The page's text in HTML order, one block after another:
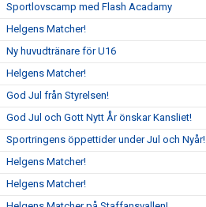
Sportlovscamp med Flash Acadamy
Helgens Matcher!
Ny huvudtränare för U16
Helgens Matcher!
God Jul från Styrelsen!
God Jul och Gott Nytt År önskar Kansliet!
Sportringens öppettider under Jul och Nyår!
Helgens Matcher!
Helgens Matcher!